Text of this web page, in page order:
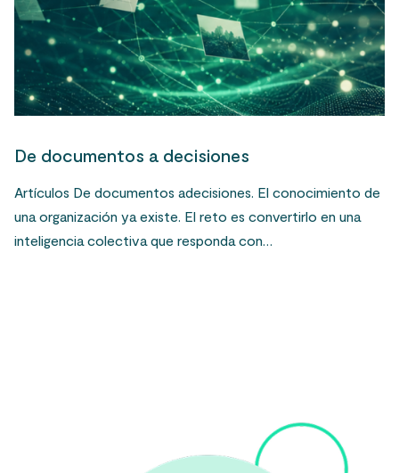
De documentos a decisiones
Artículos De documentos adecisiones. El conocimiento de
una organización ya existe. El reto es convertirlo en una
inteligencia colectiva que responda con…